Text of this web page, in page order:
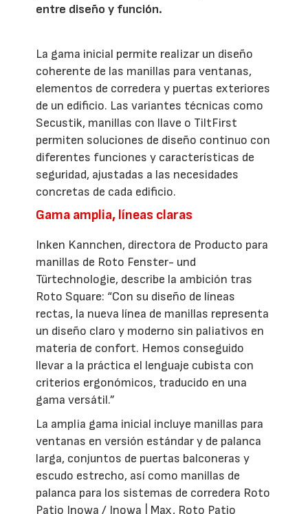
entre diseño y función.
La gama inicial permite realizar un diseño
coherente de las manillas para ventanas,
elementos de corredera y puertas exteriores
de un edificio. Las variantes técnicas como
Secustik, manillas con llave o TiltFirst
permiten soluciones de diseño continuo con
diferentes funciones y características de
seguridad, ajustadas a las necesidades
concretas de cada edificio.
Gama amplia, líneas claras
Inken Kannchen, directora de Producto para
manillas de Roto Fenster- und
Türtechnologie, describe la ambición tras
Roto Square: “Con su diseño de líneas
rectas, la nueva línea de manillas representa
un diseño claro y moderno sin paliativos en
materia de confort. Hemos conseguido
llevar a la práctica el lenguaje cubista con
criterios ergonómicos, traducido en una
gama versátil.”
La amplia gama inicial incluye manillas para
ventanas en versión estándar y de palanca
larga, conjuntos de puertas balconeras y
escudo estrecho, así como manillas de
palanca para los sistemas de corredera Roto
Patio Inowa / Inowa | Max, Roto Patio